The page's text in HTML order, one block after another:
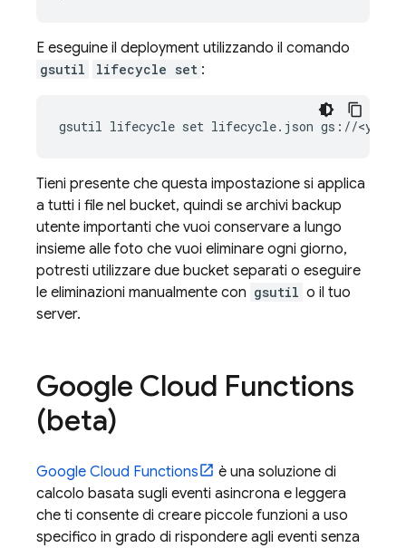
E eseguine il deployment utilizzando il comando
gsutil lifecycle set :
gsutil lifecycle set lifecycle.json gs://<your-
Tieni presente che questa impostazione si applica
a tutti i file nel bucket, quindi se archivi backup
utente importanti che vuoi conservare a lungo
insieme alle foto che vuoi eliminare ogni giorno,
potresti utilizzare due bucket separati o eseguire
le eliminazioni manualmente con gsutil o il tuo
server.
Google Cloud Functions
(beta)
Google Cloud Functions
è una soluzione di
calcolo basata sugli eventi asincrona e leggera
che ti consente di creare piccole funzioni a uso
specifico in grado di rispondere agli eventi senza